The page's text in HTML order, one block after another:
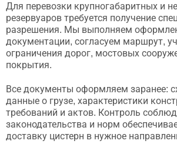
Для перевозки крупногабаритных и
резервуаров требуется получение
разрешения. Мы выполняем
документации, согласуем маршрут,
ограничения дорог, мостовых
покрытия.
Все документы оформляем заранее:
данные о грузе, характеристики
требований и актов. Контроль
законодательства и норм
доставку цистерн в нужное